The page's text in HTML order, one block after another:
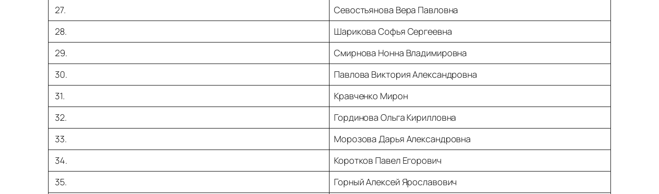
27.
Севостьянова Вера Павловна
28.
Шарикова Софья Сергеевна
29.
Смирнова Нонна Владимировна
30.
Павлова Виктория Александровна
31.
Кравченко Мирон
32.
Гординова Ольга Кирилловна
33.
Морозова Дарья Александровна
34.
Коротков Павел Егорович
35.
Горный Алексей Ярославович